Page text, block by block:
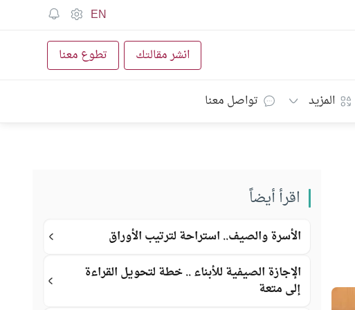
EN
انشر مقالتك تطوع معنا
المزيد تواصل معنا
اقرأ أيضاً
الأسرة والصيف.. استراحة لترتيب الأوراق
الإجازة الصيفية للأبناء .. خطة لتحويل القراءة
إلى متعة